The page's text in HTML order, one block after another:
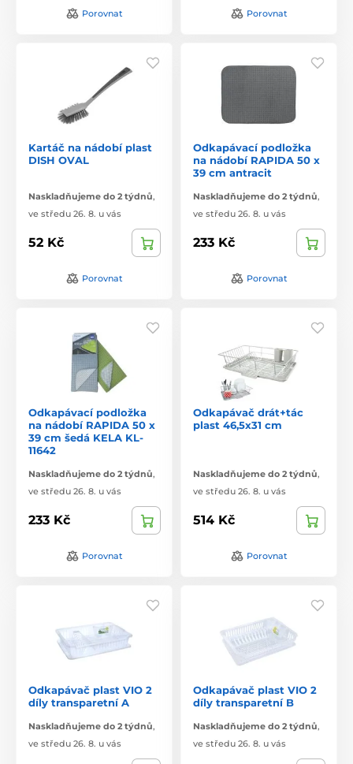
Porovnat Porovnat
Kartáč na nádobí plast
DISH OVAL
Naskladňujeme do 2 týdnů,
ve středu 26. 8. u vás
52 Kč
Porovnat
Odkapávací podložka
na nádobí RAPIDA 50 x
39 cm antracit
Naskladňujeme do 2 týdnů,
ve středu 26. 8. u vás
233 Kč
Porovnat
Odkapávací podložka
na nádobí RAPIDA 50 x
39 cm šedá KELA KL-
11642
Naskladňujeme do 2 týdnů,
ve středu 26. 8. u vás
233 Kč
Porovnat
Odkapávač drát+tác
plast 46,5x31 cm
Naskladňujeme do 2 týdnů,
ve středu 26. 8. u vás
514 Kč
Porovnat
Odkapávač plast VIO 2
díly transparetní A
Naskladňujeme do 2 týdnů,
ve středu 26. 8. u vás
Odkapávač plast VIO 2
díly transparetní B
Naskladňujeme do 2 týdnů,
ve středu 26. 8. u vás